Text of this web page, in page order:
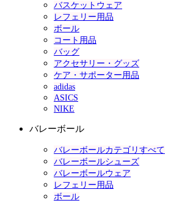
バスケットウェア
レフェリー用品
ボール
コート用品
バッグ
アクセサリー・グッズ
ケア・サポーター用品
adidas
ASICS
NIKE
バレーボール
バレーボールカテゴリすべて
バレーボールシューズ
バレーボールウェア
レフェリー用品
ボール